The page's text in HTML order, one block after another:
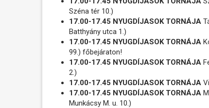
Széna tér 10.)
17.00-17.45 NYUGDÍJASOK TORNÁJA
Batthyány utca 1.)
17.00-17.45 NYUGDÍJASOK TORNÁJA
99.) főbejáraton!
17.00-17.45 NYUGDÍJASOK TORNÁJA
2.)
17.00-17.45 NYUGDÍJASOK TORNÁJA
17.00-17.45 NYUGDÍJASOK TORNÁJA
Munkácsy M. u. 10.)